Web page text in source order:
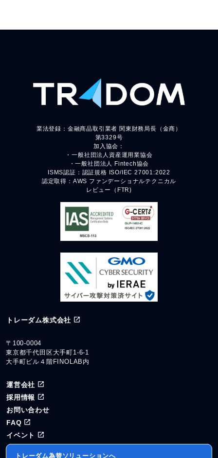
業法登録：金融商品取引業者 関東財務局長（金商）
第3329号
加入協会：
・一般社団法人資産運用業協会
・一般社団法人 Fintech協会
ISMS認証：認証規格 ISO/IEC 27001:2022
認定取得：AWS ファンデーショナルテクニカル
レビュー（FTR)
トレーダム株式会社
〒100-0004
東京都千代田区大手町1-6-1
大手町ビル４階FINOLAB内
運営会社
採用情報
お問い合わせ
FAQ
イベント
トレーダム為替ソリューションへ